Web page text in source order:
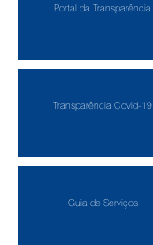
Portal da Transparência
Transparência Covid-19
Guia de Serviços